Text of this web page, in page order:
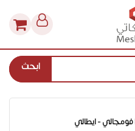
ابحث